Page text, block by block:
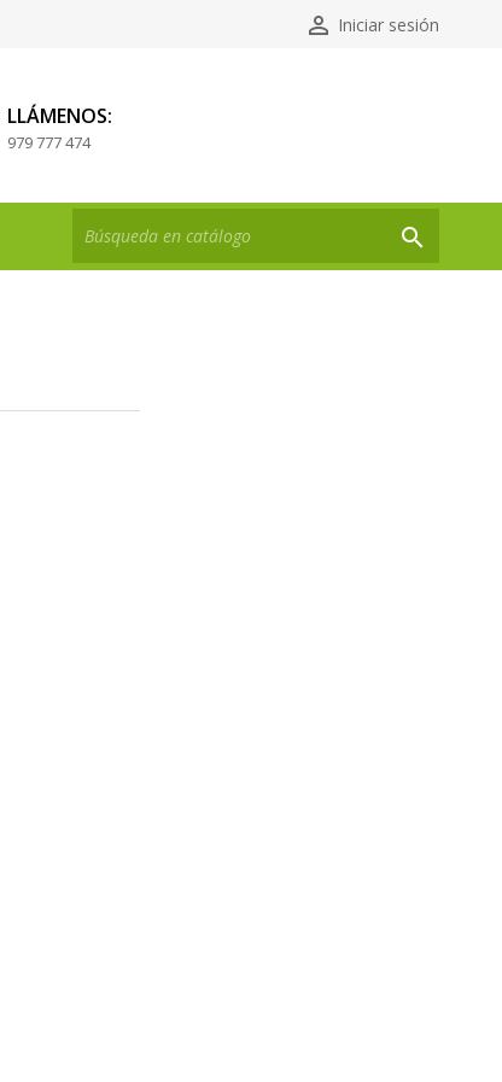
LLÁMENOS:
979 777 474
 Iniciar sesión
